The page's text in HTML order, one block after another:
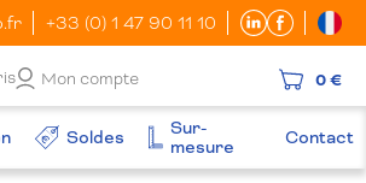
+33 (0) 1 47 90 11 10
Mon compte 0 €
Soldes
Sur-
mesure
Contact